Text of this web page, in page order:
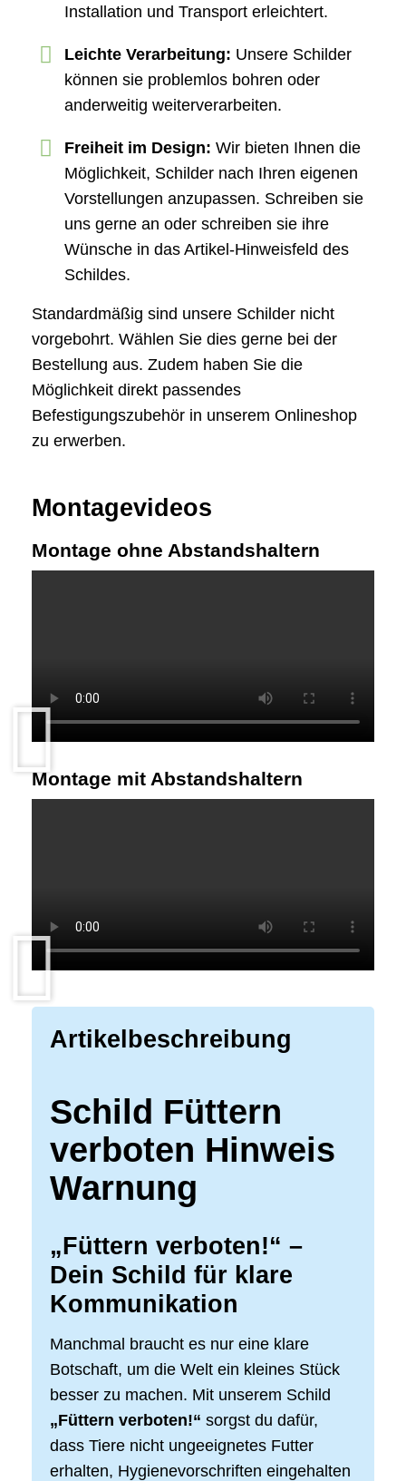
Installation und Transport erleichtert.
Leichte Verarbeitung: Unsere Schilder
können sie problemlos bohren oder
anderweitig weiterverarbeiten.
Freiheit im Design:Wir bieten Ihnen die
Möglichkeit, Schilder nach Ihren eigenen
Vorstellungen anzupassen. Schreiben sie
uns gerne an oder schreiben sie ihre
Wünsche in das Artikel-Hinweisfeld des
Schildes.
Standardmäßig sind unsere Schilder nicht
vorgebohrt. Wählen Sie dies gerne bei der
Bestellung aus. Zudem haben Sie die
Möglichkeit direkt passendes
Befestigungszubehör in unserem Onlineshop
zu erwerben.
Montagevideos
Montage ohne Abstandshaltern
Montage mit Abstandshaltern
Artikelbeschreibung
Schild Füttern
verboten Hinweis
Warnung
„Füttern verboten!“ –
Dein Schild für klare
Kommunikation
Manchmal braucht es nur eine klare
Botschaft, um die Welt ein kleines Stück
besser zu machen. Mit unserem Schild
„Füttern verboten!“ sorgst du dafür,
dass Tiere nicht ungeeignetes Futter
erhalten, Hygienevorschriften eingehalten